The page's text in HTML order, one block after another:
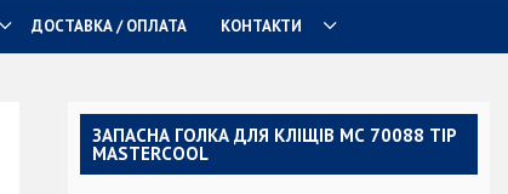
ДОСТАВКА / ОПЛАТА КОНТАКТИ
ЗАПАСНА ГОЛКА ДЛЯ КЛІЩІВ МС 70088 TIP
MASTERCOOL